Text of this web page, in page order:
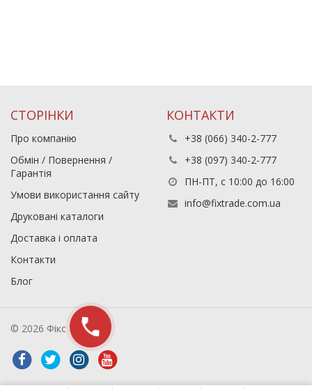
СТОРІНКИ
Про компанію
Обмін / Повернення /
Гарантія
Умови використання сайту
Друковані каталоги
Доставка і оплата
Контакти
Блог
КОНТАКТИ
+38 (066) 340-2-777
+38 (097) 340-2-777
ПН-ПТ, с 10:00 до 16:00
info@fixtrade.com.ua
© 2026 Фікс Трейд